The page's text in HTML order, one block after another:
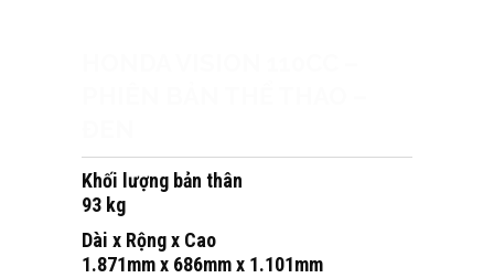
Khối lượng bản thân
93 kg
Dài x Rộng x Cao
1.871mm x 686mm x 1.101mm